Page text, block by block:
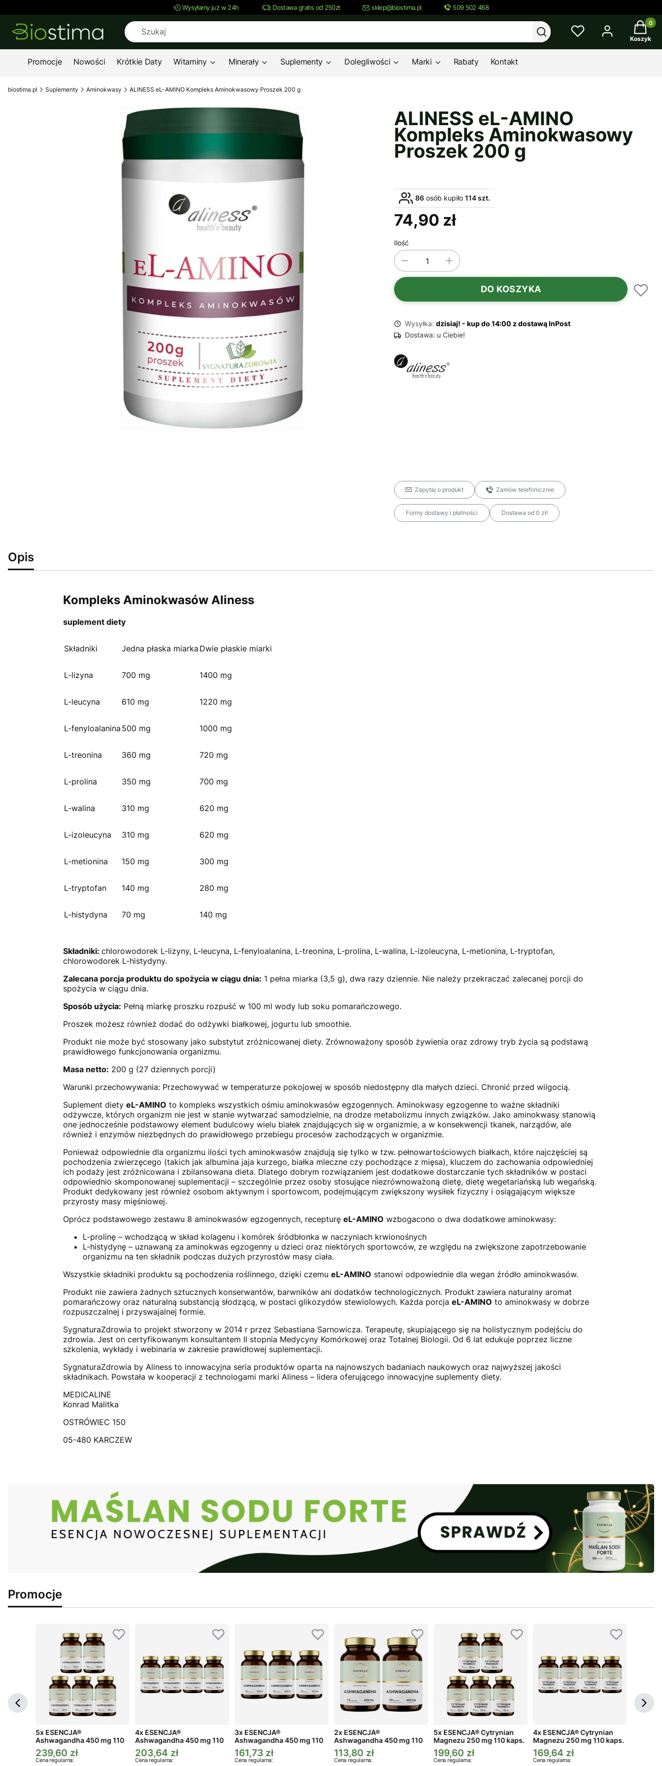
Wysyłamy już w 24h Dostawa gratis od 250zł sklep@biostima.pl 509 502 468
WyczyśćSzukaj
Twój
Koszyk
Promocje Nowości Krótkie Daty Witaminy Minerały Suplementy Dolegliwości Marki Rabaty Kontakt
biostima.pl Suplementy Aminokwasy ALINESS eL-AMINO Kompleks Aminokwasowy Proszek 200 g
ALINESS eL-AMINO
Kompleks Aminokwasowy
Proszek 200 g
86 osób kupiło 114 szt.
Cena
74,90 zł
Ilość
DO KOSZYKA
Wysyłka: dzisiaj! - kup do 14:00 z dostawą InPost
Dostawa: u Ciebie!
Zapytaj o produkt Zamów telefonicznie
Formy dostawy i płatności Dostawa od 0 zł!
Opis
Kompleks Aminokwasów Aliness
suplement diety
Składniki Jedna płaska miarka Dwie płaskie miarki
L-lizyna 700 mg 1400 mg
L-leucyna 610 mg 1220 mg
L-fenyloalanina 500 mg 1000 mg
L-treonina 360 mg 720 mg
L-prolina 350 mg 700 mg
L-walina 310 mg 620 mg
L-izoleucyna 310 mg 620 mg
L-metionina 150 mg 300 mg
L-tryptofan 140 mg 280 mg
L-histydyna 70 mg 140 mg
Składniki: chlorowodorek L-lizyny, L-leucyna, L-fenyloalanina, L-treonina, L-prolina, L-walina, L-izoleucyna, L-metionina, L-tryptofan,
chlorowodorek L-histydyny.
Zalecana porcja produktu do spożycia w ciągu dnia: 1 pełna miarka (3,5 g), dwa razy dziennie. Nie należy przekraczać zalecanej porcji do
spożycia w ciągu dnia.
Sposób użycia: Pełną miarkę proszku rozpuść w 100 ml wody lub soku pomarańczowego.
Proszek możesz również dodać do odżywki białkowej, jogurtu lub smoothie.
Produkt nie może być stosowany jako substytut zróżnicowanej diety. Zrównoważony sposób żywienia oraz zdrowy tryb życia są podstawą
prawidłowego funkcjonowania organizmu.
Masa netto: 200 g (27 dziennych porcji)
Warunki przechowywania: Przechowywać w temperaturze pokojowej w sposób niedostępny dla małych dzieci. Chronić przed wilgocią.
Suplement diety eL-AMINO to kompleks wszystkich ośmiu aminokwasów egzogennych. Aminokwasy egzogenne to ważne składniki
odżywcze, których organizm nie jest w stanie wytwarzać samodzielnie, na drodze metabolizmu innych związków. Jako aminokwasy stanowią
one jednocześnie podstawowy element budulcowy wielu białek znajdujących się w organizmie, a w konsekwencji tkanek, narządów, ale
również i enzymów niezbędnych do prawidłowego przebiegu procesów zachodzących w organizmie.
Ponieważ odpowiednie dla organizmu ilości tych aminokwasów znajdują się tylko w tzw. pełnowartościowych białkach, które najczęściej są
pochodzenia zwierzęcego (takich jak albumina jaja kurzego, białka mleczne czy pochodzące z mięsa), kluczem do zachowania odpowiedniej
ich podaży jest zróżnicowana i zbilansowana dieta. Dlatego dobrym rozwiązaniem jest dodatkowe dostarczanie tych składników w postaci
odpowiednio skomponowanej suplementacji – szczególnie przez osoby stosujące niezrównoważoną dietę, dietę wegetariańską lub wegańską.
Produkt dedykowany jest również osobom aktywnym i sportowcom, podejmującym zwiększony wysiłek fizyczny i osiągającym większe
przyrosty masy mięśniowej.
Oprócz podstawowego zestawu 8 aminokwasów egzogennych, recepturę eL-AMINO wzbogacono o dwa dodatkowe aminokwasy:
L-prolinę – wchodzącą w skład kolagenu i komórek śródbłonka w naczyniach krwionośnych
L-histydynę – uznawaną za aminokwas egzogenny u dzieci oraz niektórych sportowców, ze względu na zwiększone zapotrzebowanie
organizmu na ten składnik podczas dużych przyrostów masy ciała.
Wszystkie składniki produktu są pochodzenia roślinnego, dzięki czemu eL-AMINO stanowi odpowiednie dla wegan źródło aminokwasów.
Produkt nie zawiera żadnych sztucznych konserwantów, barwników ani dodatków technologicznych. Produkt zawiera naturalny aromat
pomarańczowy oraz naturalną substancją słodzącą, w postaci glikozydów stewiolowych. Każda porcja eL-AMINO to aminokwasy w dobrze
rozpuszczalnej i przyswajalnej formie.
SygnaturaZdrowia to projekt stworzony w 2014 r przez Sebastiana Sarnowicza. Terapeutę, skupiającego się na holistycznym podejściu do
zdrowia. Jest on certyfikowanym konsultantem II stopnia Medycyny Komórkowej oraz Totalnej Biologii. Od 6 lat edukuje poprzez liczne
szkolenia, wykłady i webinaria w zakresie prawidłowej suplementacji.
SygnaturaZdrowia by Aliness to innowacyjna seria produktów oparta na najnowszych badaniach naukowych oraz najwyższej jakości
składnikach. Powstała w kooperacji z technologami marki Aliness – lidera oferującego innowacyjne suplementy diety.
MEDICALINE
Konrad Malitka
OSTRÓWIEC 150
05-480 KARCZEW
Promocje
5x ESENCJA®
Ashwagandha 450 mg 110
kaps.
Cena promocyjna
239,60 zł
Cena regularna:
4x ESENCJA®
Ashwagandha 450 mg 110
kaps.
Cena promocyjna
203,64 zł
Cena regularna:
3x ESENCJA®
Ashwagandha 450 mg 110
kaps.
Cena promocyjna
161,73 zł
Cena regularna:
2x ESENCJA®
Ashwagandha 450 mg 110
kaps.
Cena promocyjna
113,80 zł
Cena regularna:
5x ESENCJA® Cytrynian
Magnezu 250 mg 110 kaps.
Cena promocyjna
199,60 zł
Cena regularna:
4x ESENCJA® Cytrynian
Magnezu 250 mg 110 kaps.
Cena promocyjna
169,64 zł
Cena regularna: